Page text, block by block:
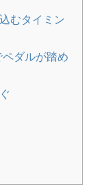
むタイミン
ダルが踏め